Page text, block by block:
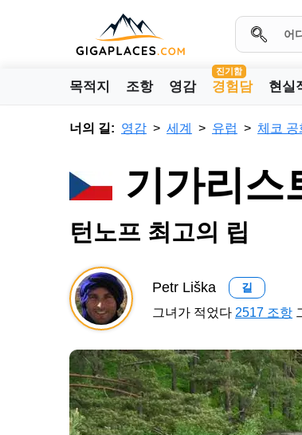
목적지 조항 영감
진기함
경험담 현실
너의 길: 영감 세계 유럽 체코 공
기가리스
턴노프 최고의 립
Petr Liška 길
그녀가 적었다 2517 조항